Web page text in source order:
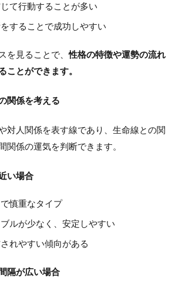
て行動することが多い
することで成功しやすい
を見ることで、性格の特徴や運勢の流れ
ことができます。
関係を考える
対人関係を表す線であり、生命線との関
関係の運気を判断できます。
い場合
慎重なタイプ
ルが少なく、安定しやすい
れやすい傾向がある
隔が広い場合